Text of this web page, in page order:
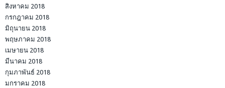
สิงหาคม 2018
กรกฎาคม 2018
มิถุนายน 2018
พฤษภาคม 2018
เมษายน 2018
มีนาคม 2018
กุมภาพันธ์ 2018
มกราคม 2018